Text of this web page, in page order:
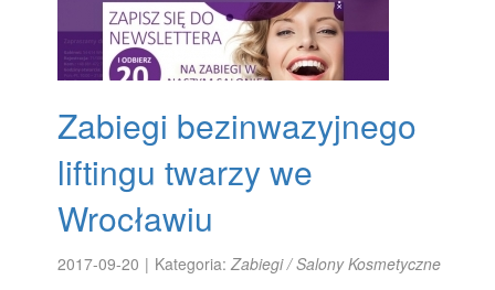
Zabiegi bezinwazyjnego
liftingu twarzy we
Wrocławiu
2017-09-20 | Kategoria:Zabiegi / Salony Kosmetyczne